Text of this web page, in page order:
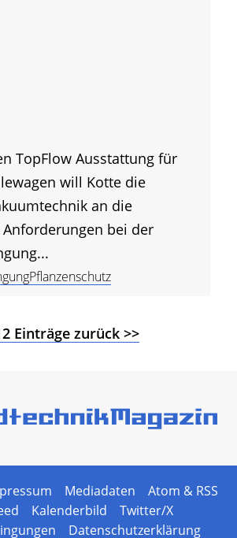
TopFlow Ausstattung für
will Kotte die
an die
bei der
Einträge zurück >>
Mediadaten
Atom & RSS
Kalenderbild
Twitter/X
Datenschutzerklärung